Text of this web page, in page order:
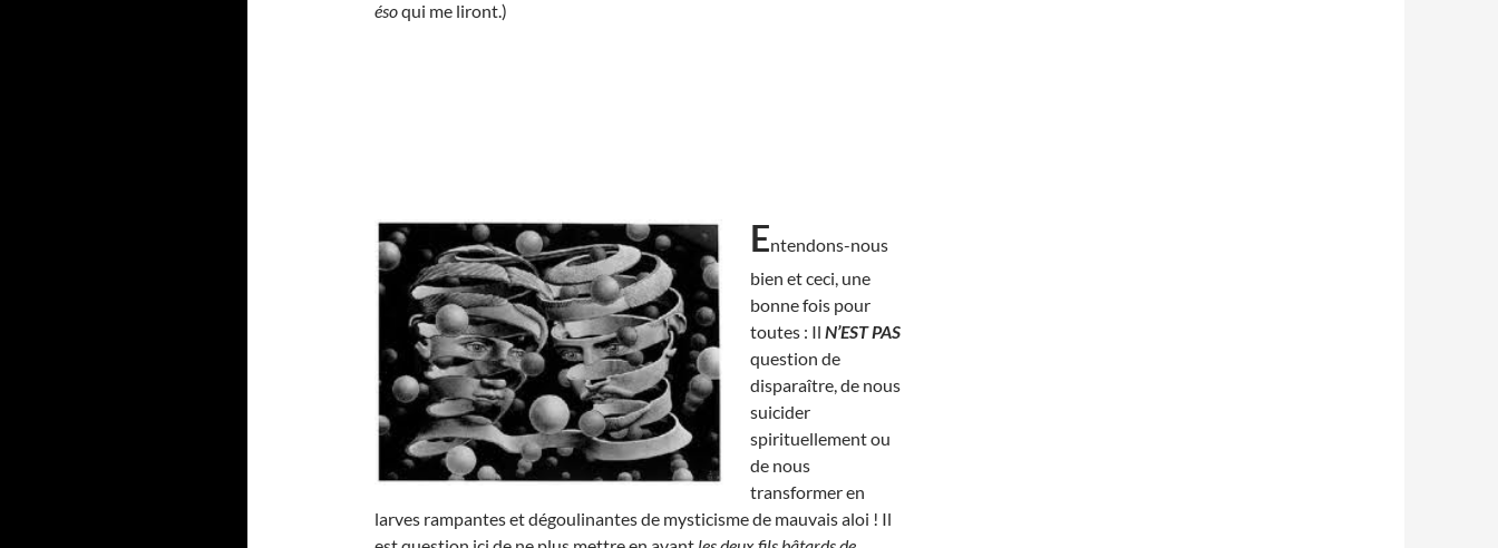
ésoqui me liront.)
Entendons-nous
bien et ceci, une
bonne fois pour
toutes : Il N’ESTPAS
question de
disparaître, de nous
suicider
spirituellement ou
de nous
transformer en
larves rampantes et dégoulinantes de mysticisme de mauvais aloi ! Il